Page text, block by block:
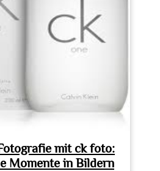
mit ck foto:
Momente in Bildern